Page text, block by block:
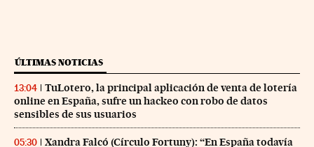
ÚLTIMAS NOTICIAS
13:04
TuLotero, la principal aplicación de venta de lotería
online en España, sufre un hackeo con robo de datos
sensibles de sus usuarios
05:30
Xandra Falcó (Círculo Fortuny): “En España todavía